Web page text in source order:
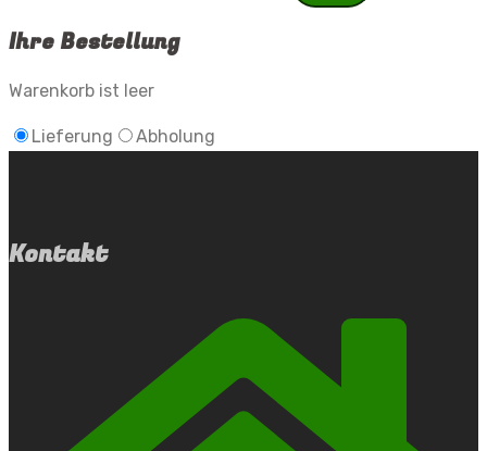
Ihre Bestellung
Warenkorb ist leer
Lieferung Abholung
Kontakt